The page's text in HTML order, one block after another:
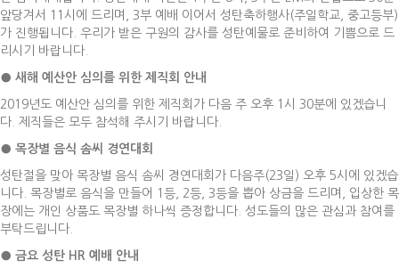
앞당겨서 11시에 드리며, 3부 예배 이어서 성탄축하행사(주일학교, 중고등부)
가 진행됩니다. 우리가 받은 구원의 감사를 성탄예물로 준비하여 기쁨으로 드
리시기 바랍니다.
● 새해 예산안 심의를 위한 제직회 안내
2019년도 예산안 심의를 위한 제직회가 다음 주 오후 1시 30분에 있겠습니
다. 제직들은 모두 참석해 주시기 바랍니다.
● 목장별 음식 솜씨 경연대회
성탄절을 맞아 목장별 음식 솜씨 경연대회가 다음주(23일) 오후 5시에 있겠습
니다. 목장별로 음식을 만들어 1등, 2등, 3등을 뽑아 상금을 드리며, 입상한 목
장에는 개인 상품도 목장별 하나씩 증정합니다. 성도들의 많은 관심과 참여를
부탁드립니다.
● 금요 성탄 HR 예배 안내